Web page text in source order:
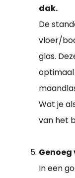
dak.
De
vloer/
glas.
Wat je
van het
In een